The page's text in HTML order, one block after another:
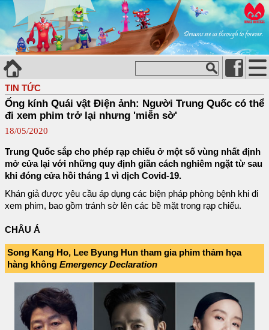
TIN TỨC
Ống kính Quái vật Điện ảnh: Người Trung Quốc có thể
đi xem phim trở lại nhưng 'miễn sờ'
18/05/2020
Trung Quốc sắp cho phép rạp chiếu ở một số vùng nhất định
mở cửa lại với những quy định giãn cách nghiêm ngặt từ sau
khi đóng cửa hồi tháng 1 vì dịch Covid-19.
Khán giả được yêu cầu áp dụng các biện pháp phòng bệnh khi đi
xem phim, bao gồm tránh sờ lên các bề mặt trong rạp chiếu.
CHÂU Á
Song Kang Ho, Lee Byung Hun tham gia phim thảm họa
hàng không Emergency Declaration